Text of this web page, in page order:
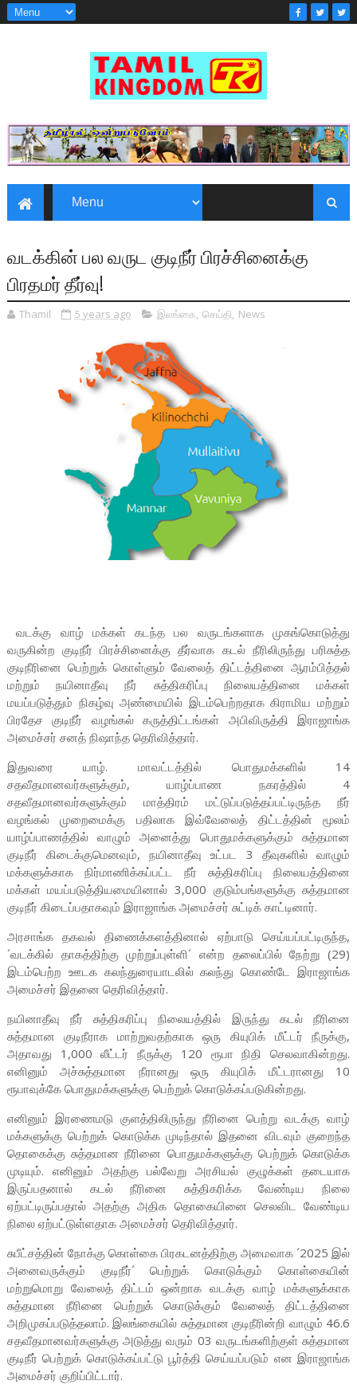
வடக்கின் பல வருட குடிநீர் பிரச்சினைக்கு
பிரதமர் தீர்வு!
Thamil 5 years ago இலங்கை, செய்தி, News
வடக்கு வாழ் மக்கள் கடந்த பல வருடங்களாக முகங்கொடுத்து
வருகின்ற குடிநீர் பிரச்சினைக்கு தீர்வாக கடல் நீரிலிருந்து பரிசுத்த
குடிநீரினை பெற்றுக் கொள்ளும் வேலைத் திட்டத்தினை ஆரம்பித்தல்
மற்றும் நயினாதீவு நீர் சுத்திகரிப்பு நிலையத்தினை மக்கள்
மயப்படுத்தும் நிகழ்வு அண்மையில் இடம்பெற்றதாக கிராமிய மற்றும்
பிரதேச குடிநீர் வழங்கல் கருத்திட்டங்கள் அபிவிருத்தி இராஜாங்க
அமைச்சர் சனத் நிஷாந்த தெரிவித்தார்.
இதுவரை யாழ். மாவட்டத்தில் பொதுமக்களில் 14
சதவீதமானவர்களுக்கும், யாழ்ப்பாண நகரத்தில் 4
சதவீதமானவர்களுக்கும் மாத்திரம் மட்டுப்படுத்தப்பட்டிருந்த நீர்
வழங்கல் முறைமைக்கு பதிலாக இவ்வேலைத் திட்டத்தின் மூலம்
யாழ்ப்பாணத்தில் வாழும் அனைத்து பொதுமக்களுக்கும் சுத்தமான
குடிநீர் கிடைக்குமெனவும், நயினாதீவு உட்பட 3 தீவுகளில் வாழும்
மக்களுக்காக நிர்மாணிக்கப்பட்ட நீர் சுத்திகரிப்பு நிலையத்தினை
மக்கள் மயப்படுத்தியமையினால் 3,000 குடும்பங்களுக்கு சுத்தமான
குடிநீர் கிடைப்பதாகவும் இராஜாங்க அமைச்சர் சுட்டிக் காட்டினார்.
அரசாங்க தகவல் திணைக்களத்தினால் ஏற்பாடு செய்யப்பட்டிருந்த,
´வடக்கில் தாகத்திற்கு முற்றுப்புள்ளி´ என்ற தலைப்பில் நேற்று (29)
இடம்பெற்ற ஊடக கலந்துரையாடலில் கலந்து கொண்டே இராஜாங்க
அமைச்சர் இதனை தெரிவித்தார்.
நயினாதீவு நீர் சுத்திகரிப்பு நிலையத்தில் இருந்து கடல் நீரினை
சுத்தமான குடிநீராக மாற்றுவதற்காக ஒரு கியுபிக் மீட்டர் நீருக்கு,
அதாவது 1,000 லீட்டர் நீருக்கு 120 ரூபா நிதி செலவாகின்றது.
எனினும் அச்சுத்தமான நீரானது ஒரு கியுபிக் மீட்டரானது 10
ரூபாவுக்கே பொதுமக்களுக்கு பெற்றுக் கொடுக்கப்படுகின்றது.
எனினும் இரணைமடு குளத்திலிருந்து நீரினை பெற்று வடக்கு வாழ்
மக்களுக்கு பெற்றுக் கொடுக்க முடிந்தால் இதனை விடவும் குறைந்த
தொகைக்கு சுத்தமான நீரினை பொதுமக்களுக்கு பெற்றுக் கொடுக்க
முடியும். எனினும் அதற்கு பல்வேறு அரசியல் குழுக்கள் தடையாக
இருப்பதனால் கடல் நீரினை சுத்திகரிக்க வேண்டிய நிலை
ஏற்பட்டிருப்பதால் அதற்கு அதிக தொகையினை செலவிட வேண்டிய
நிலை ஏற்பட்டுள்ளதாக அமைச்சர் தெரிவித்தார்.
சுபீட்சத்தின் நோக்கு கொள்கை பிரகடனத்திற்கு அமைவாக ´2025 இல்
அனைவருக்கும் குடிநீர்´ பெற்றுக் கொடுக்கும் கொள்கையின்
மற்றுமொறு வேலைத் திட்டம் ஒன்றாக வடக்கு வாழ் மக்களுக்காக
சுத்தமான நீரினை பெற்றுக் கொடுக்கும் வேலைத் திட்டத்தினை
அறிமுகப்படுத்தலாம். இலங்கையில் சுத்தமான குடிநீரின்றி வாழும் 46.6
சதவீதமானவர்களுக்கு அடுத்து வரும் 03 வருடங்களிற்குள் சுத்தமான
குடிநீர் பெற்றுக் கொடுக்கப்பட்டு பூர்த்தி செய்யப்படும் என இராஜாங்க
அமைச்சர் குறிப்பிட்டார்.